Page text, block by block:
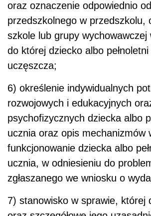
oraz oznaczenie odpowiednio
przedszkolnego w przedszkolu,
szkole lub grupy wychowawczej
do której dziecko albo
uczęszcza;
6) określenie indywidualnych
rozwojowych i edukacyjnych
psychofizycznych dziecka albo
ucznia oraz opis mechanizmów
funkcjonowanie dziecka albo
ucznia, w odniesieniu do
zgłaszanego we wniosku o
7) stanowisko w sprawie, której